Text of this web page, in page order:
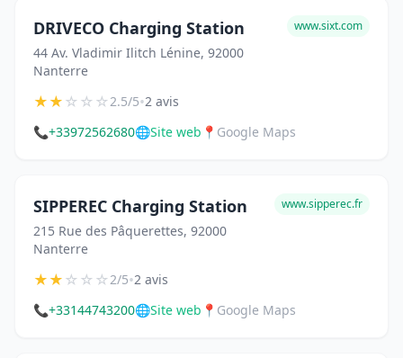
DRIVECO Charging Station
44 Av. Vladimir Ilitch Lénine, 92000
Nanterre
www.sixt.com
★★☆☆☆2.5/5•2 avis
📞+33972562680🌐Site web 📍 Google Maps
SIPPEREC Charging Station
215 Rue des Pâquerettes, 92000
Nanterre
www.sipperec.fr
★★☆☆☆2/5•2 avis
📞+33144743200🌐Site web 📍 Google Maps